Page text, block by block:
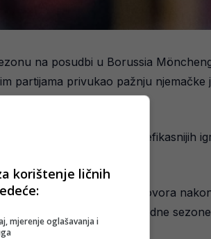
na posudbi u Borussia
partijama privukao pažnju
čime je bio jedan od najefikasnijih
u napadu.
nema opciju otkupa ugovora
ugovor do kraja naredne
korištenje ličnih
mjerenje oglašavanja i